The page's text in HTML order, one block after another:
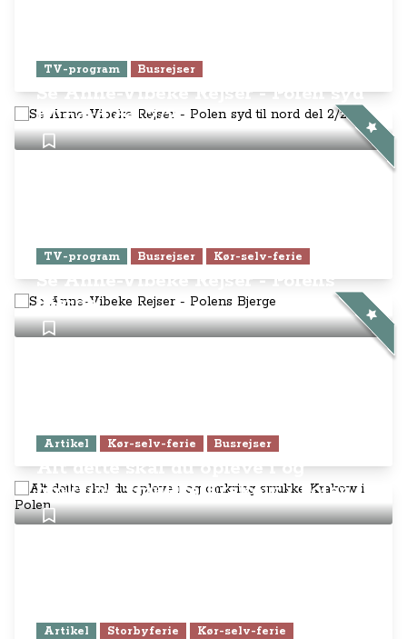
TV-program Busrejser
Se Anne-Vibeke Rejser - Polen syd
til nord del 2/2
TV-program Busrejser Kør-selv-ferie
Se Anne-Vibeke Rejser - Polens
Bjerge
Artikel Kør-selv-ferie Busrejser
Alt dette skal du opleve i og
omkring smukke Krakow i Polen
Artikel Storbyferie Kør-selv-ferie